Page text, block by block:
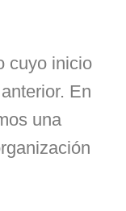
cuyo inicio
En
una